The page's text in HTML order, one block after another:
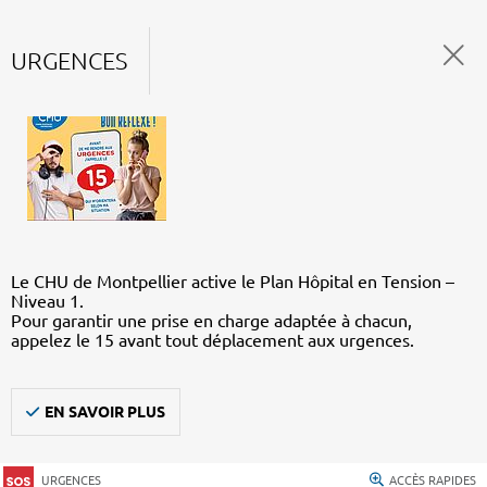
URGENCES
Le CHU de Montpellier active le Plan Hôpital en Tension –
Niveau 1.
Pour garantir une prise en charge adaptée à chacun,
appelez le 15 avant tout déplacement aux urgences.
EN SAVOIR PLUS
URGENCES ACCÈS RAPIDES